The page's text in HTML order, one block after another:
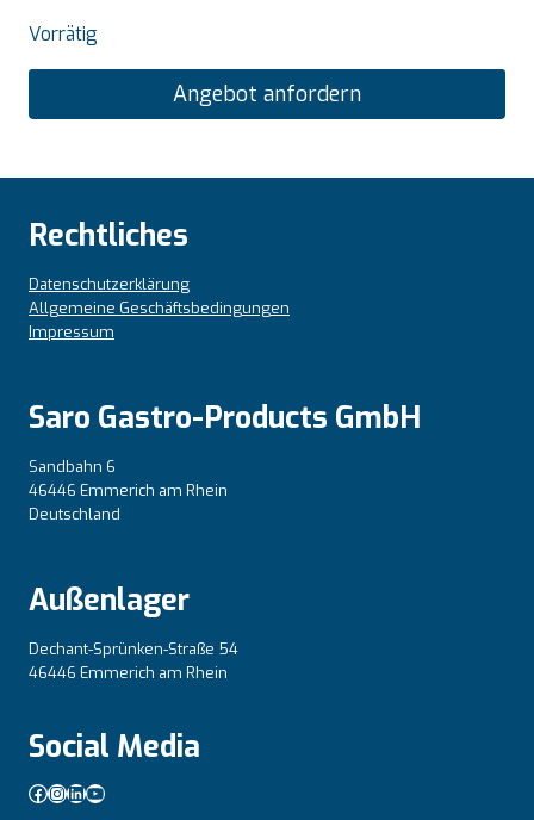
Vorrätig
Angebot anfordern
Rechtliches
Datenschutzerklärung
Allgemeine Geschäftsbedingungen
Impressum
Saro Gastro-Products GmbH
Sandbahn 6
46446 Emmerich am Rhein
Deutschland
Außenlager
Dechant-Sprünken-Straße 54
46446 Emmerich am Rhein
Social Media
Facebook
Instagram
LinkedIn
YouTube